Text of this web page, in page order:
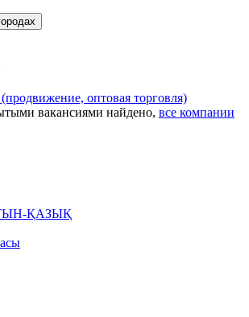
оптовая торговля)
вакансиями найдено, все компании
ҚАЗЫҚ